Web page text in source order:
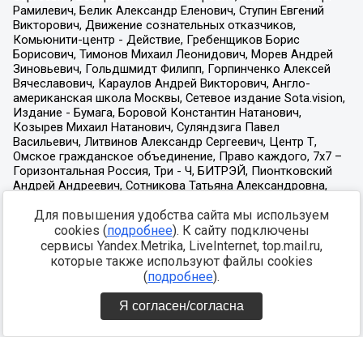
Для повышения удобства сайта мы используем
cookies (подробнее). К сайту подключены
сервисы Yandex.Metrika, LiveInternet, top.mail.ru,
которые также используют файлы cookies
(подробнее).
Я согласен/согласна